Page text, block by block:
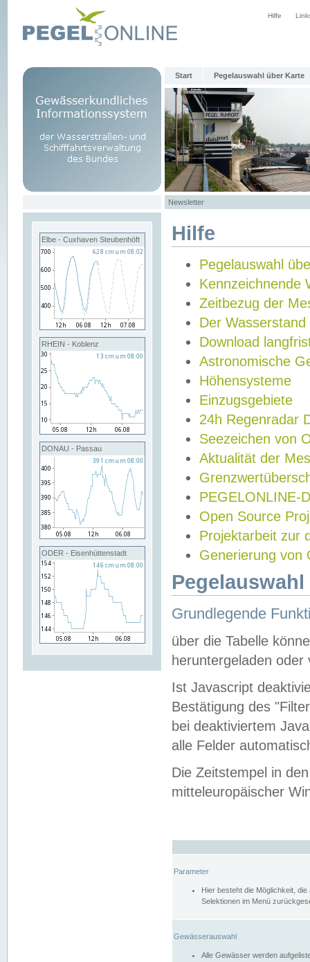
Hilfe
Start Pegelauswahl über Karte
Newsletter
Elbe - Cuxhaven Steubenhöft
RHEIN - Koblenz
DONAU - Passau
ODER - Eisenhüttenstadt
Hilfe
Pegelauswahl
Kennzeichnende
Zeitbezug der
Der Wasserstand
Download
Astronomische
Höhensysteme
Einzugsgebiete
24h Regenradar
Seezeichen von
Aktualität der
PEGELONLINE-
Open Source
Projektarbeit zur
Generierung von
Grundlegende
über die Tabelle
heruntergeladen oder
Ist Javascript
Bestätigung des
bei deaktiviertem
alle Felder
Die Zeitstempel in
mitteleuropäischer
Parameter
Hier besteht die Möglichkeit,
Selektionen im Menü
Gewässerauswahl
Alle Gewässer werden